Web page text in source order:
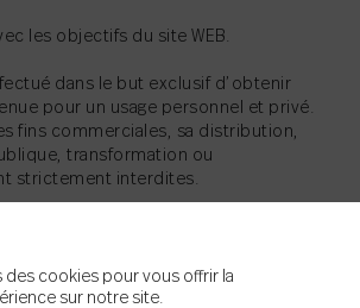
les objectifs du site WEB.
dans le but exclusif d’obtenir
pour un usage personnel et privé.
fins commerciales, sa distribution,
transformation ou
strictement interdites.
icône ou image disponible sur le
copié ou distribué séparément du
des cookies pour vous offrir la
sur notre site.